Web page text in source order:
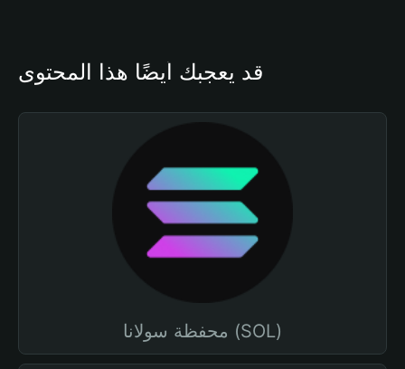
قد يعجبك أيضًا هذا المحتوى
محفظة سولانا (SOL)